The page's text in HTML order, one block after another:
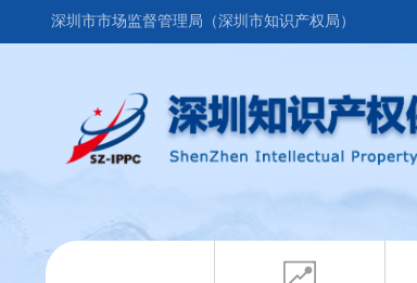
深圳市市场监督管理局（深圳市知识产权局）